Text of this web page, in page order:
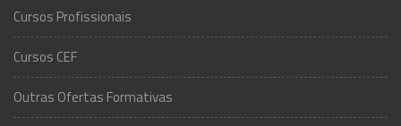
Cursos Profissionais
Cursos CEF
Outras Ofertas Formativas